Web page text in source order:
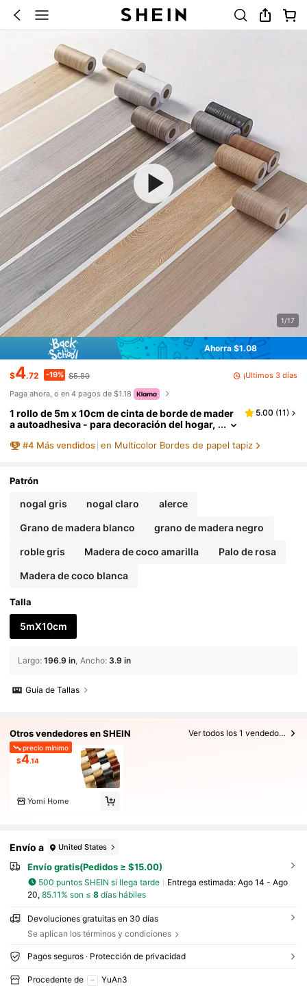
1/17
Ahorra $1.08
$4.72 -19% $5.80
¡Últimos 3 días
Paga ahora, o en 4 pagos de $1.18
1 rollo de 5m x 10cm de cinta de borde de mader
a autoadhesiva - para decoración del hogar,
eros, decoración del borde del marco de puerta
5.00 (11)
#4 Más vendidos en Multicolor Bordes de papel tapiz
Patrón
nogal gris nogal claro alerce
Grano de madera blanco grano de madera negro
roble gris Madera de coco amarilla Palo de rosa
Madera de coco blanca
Talla
5mX10cm
Largo: 196.9 in Ancho: 3.9 in
Guía de Tallas
Otros vendedores en SHEIN Ver todos los 1 vendedores
precio mínimo
$4.14
Yomi Home
Envío a United States
Envío gratis(Pedidos ≥ $15.00)
500 puntos SHEIN si llega tarde Entrega estimada: Ago 14 - Ago
20, 85.11% son ≤ 8días hábiles
Devoluciones gratuitas en 30 días
Se aplican los términos y condiciones
Pagos seguros · Protección de privacidad
Procedente de
YuAn3